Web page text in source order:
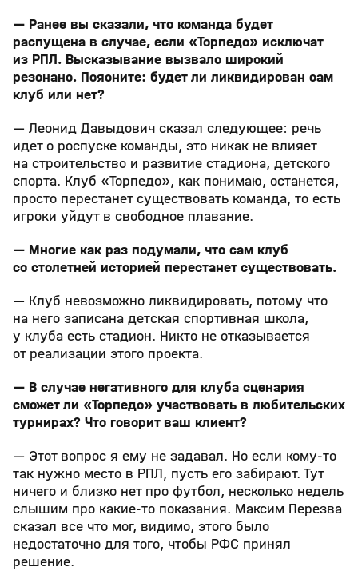
— Ранее вы сказали, что команда будет
распущена в случае, если «Торпедо» исключат
из РПЛ. Высказывание вызвало широкий
резонанс. Поясните: будет ли ликвидирован сам
клуб или нет?
— Леонид Давыдович сказал следующее: речь
идет о роспуске команды, это никак не влияет
на строительство и развитие стадиона, детского
спорта. Клуб «Торпедо», как понимаю, останется,
просто перестанет существовать команда, то есть
игроки уйдут в свободное плавание.
— Многие как раз подумали, что сам клуб
со столетней историей перестанет существовать.
— Клуб невозможно ликвидировать, потому что
на него записана детская спортивная школа,
у клуба есть стадион. Никто не отказывается
от реализации этого проекта.
— В случае негативного для клуба сценария
сможет ли «Торпедо» участвовать в любительских
турнирах? Что говорит ваш клиент?
— Этот вопрос я ему не задавал. Но если кому‑то
так нужно место в РПЛ, пусть его забирают. Тут
ничего и близко нет про футбол, несколько недель
слышим про какие‑то показания. Максим Перезва
сказал все что мог, видимо, этого было
недостаточно для того, чтобы РФС принял
решение.